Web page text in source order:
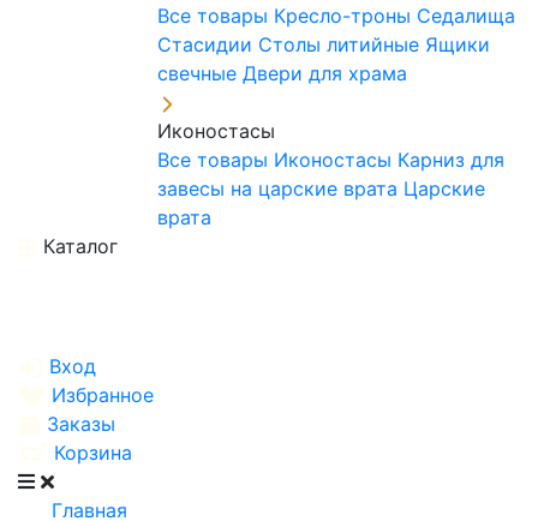
Все товары Кресло-троны Седалища
Стасидии Столы литийные Ящики
свечные Двери для храма
Иконостасы
Все товары Иконостасы Карниз для
завесы на царские врата Царские
врата
Каталог
Вход
Избранное
Заказы
Корзина
Главная